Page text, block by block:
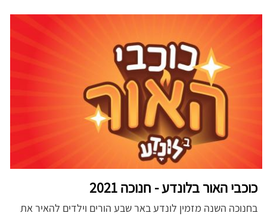
כוכבי האור בלונדע - חנוכה 2021
בחנוכה השנה מזמין לונדע באר שבע הורים וילדים להאיר את